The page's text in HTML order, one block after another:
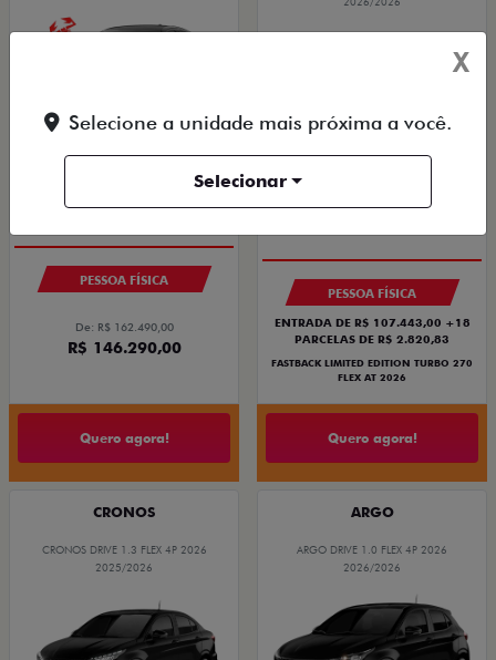
PESSOA FÍSICA
De: R$ 162.490,00
R$ 146.290,00
Quero agora!
PREÇO IMPERDÍVEL
PESSOA FÍSICA
ENTRADA DE R$ 107.443,00 +18
PARCELAS DE R$ 2.820,83
FASTBACK LIMITED EDITION TURBO 270
FLEX AT 2026
Quero agora!
CRONOS
CRONOS DRIVE 1.3 FLEX 4P 2026
2025/2026
ARGO
ARGO DRIVE 1.0 FLEX 4P 2026
2026/2026
X
Selecione a unidade mais próxima a você.
Selecionar